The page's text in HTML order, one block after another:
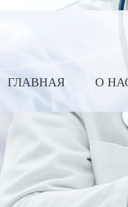
ГЛАВНАЯ О